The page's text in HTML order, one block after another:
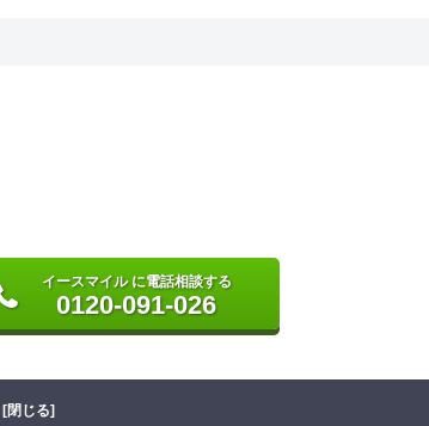
イースマイル に電話相談する
0120-091-026
[閉じる]